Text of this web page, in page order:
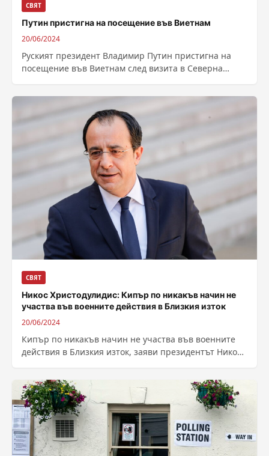
СВЯТ
Путин пристигна на посещение във Виетнам
20/06/2024
Руският президент Владимир Путин пристигна на
посещение във Виетнам след визита в Северна
СВЯТ
Никос Христодулидис: Кипър по никакъв начин не
участва във военните действия в Близкия изток
20/06/2024
Кипър по никакъв начин не участва във военните
действия в Близкия изток, заяви президентът Никос